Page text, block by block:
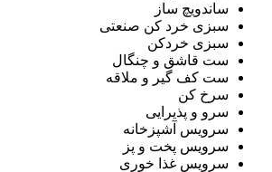
ساندویچ ساز
سبزی خرد کن صنعتی
سبزی خردکن
ست قاشق و چنگال
ست کف گیر و ملاقه
سرخ کن
سرو و پذیرایی
سرویس آشپزخانه
سرویس پخت و پز
سرویس غذا خوری